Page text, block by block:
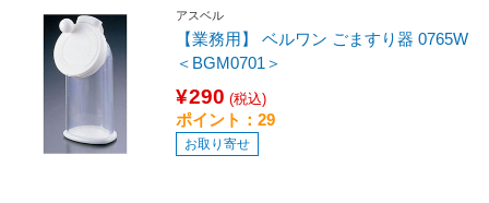
アスベル
【業務用】 ベルワン ごますり器 0765W
＜BGM0701＞
¥290 (税込)
ポイント：29
お取り寄せ